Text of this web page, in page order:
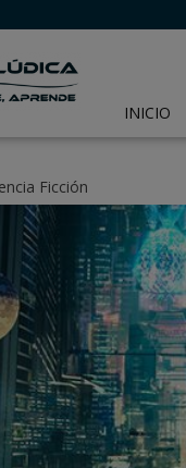
INICIO
Ficción